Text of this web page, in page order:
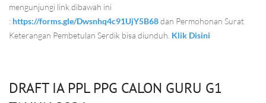
mengunjungi link dibawah ini
: https://forms.gle/Dwsnhq4c91UjY5B68dan Permohonan Surat
Keterangan Pembetulan Serdik bisa diunduh. Klik Disini
DRAFT IA PPL PPG CALON GURU G1